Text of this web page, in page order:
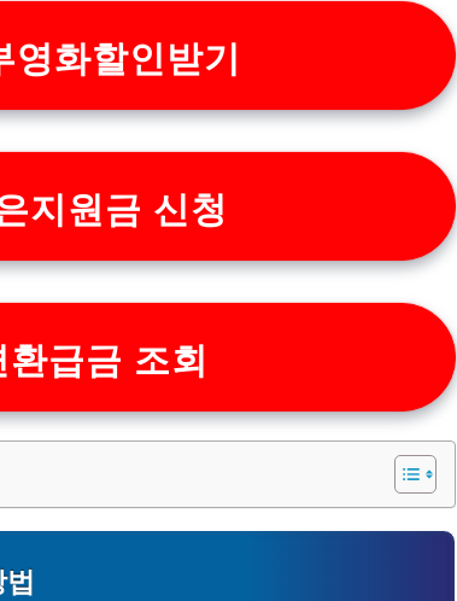
영화할인받기
지원금 신청
환급금 조회